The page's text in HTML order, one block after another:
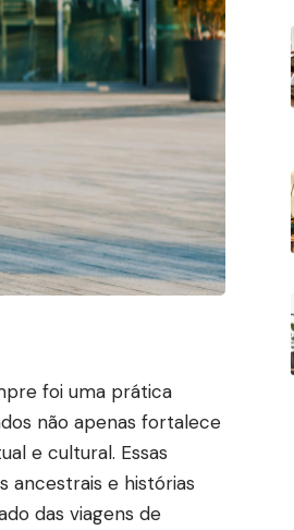
foi uma prática
não apenas fortalece
e cultural. Essas
ancestrais e histórias
das viagens de